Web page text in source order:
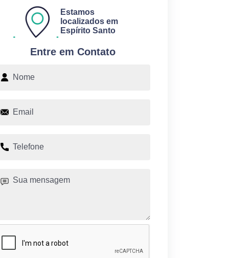
Entre em Contato
Estamos
localizados em
Espírito Santo